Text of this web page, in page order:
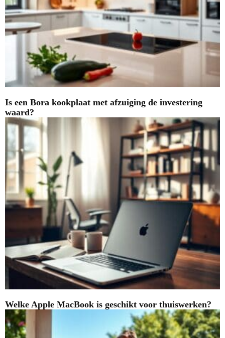
Is een Bora kookplaat met afzuiging de investering
waard?
Welke Apple MacBook is geschikt voor thuiswerken?